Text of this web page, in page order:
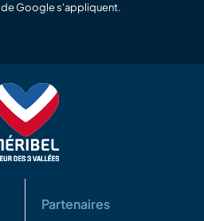
de Google s'appliquent.
Partenaires